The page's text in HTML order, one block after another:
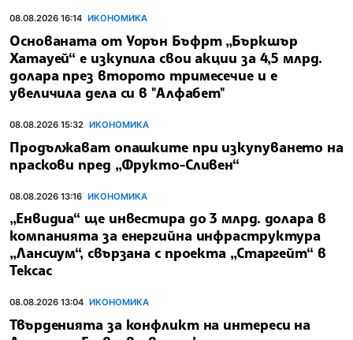
08.08.2026 16:14 ИКОНОМИКА
Основаната от Уорън Бъфрт „Бъркшър
Хатауей“ е изкупила свои акции за 4,5 млрд.
долара през второто тримесечие и е
увеличила дела си в "Алфабет"
08.08.2026 15:32 ИКОНОМИКА
Продължават опашките при изкупуването на
праскови пред „Фрукто-Сливен“
08.08.2026 13:16 ИКОНОМИКА
„Енвидиа“ ще инвестира до 3 млрд. долара в
компанията за енергийна инфраструктура
„Лансиум“, свързана с проекта „Старгейт“ в
Тексас
08.08.2026 13:04 ИКОНОМИКА
Твърденията за конфликт на интереси на